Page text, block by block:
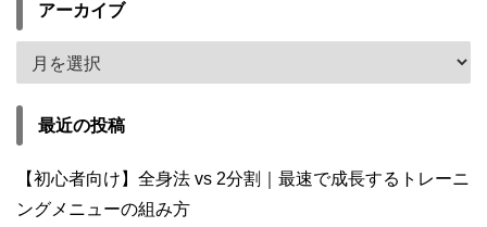
アーカイブ
最近の投稿
【初心者向け】全身法 vs 2分割｜最速で成長するトレーニ
ングメニューの組み方